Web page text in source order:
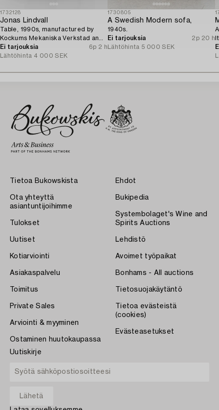
1732128
Jonas Lindvall
Table, 1990s, manufactured by
Kockums Mekaniska Verkstad and
AIT Snickeri.
Ei tarjouksia
6p 2 h
Lähtöhinta 4 000 SEK
1730805
A Swedish Modern sofa,
1940s.
Ei tarjouksia
2p 20 h
Lähtöhinta 5 000 SEK
Tietoa Bukowskista
Ota yhteyttä
asiantuntijoihimme
Tulokset
Uutiset
Kotiarviointi
Asiakaspalvelu
Toimitus
Private Sales
Arviointi & myyminen
Ostaminen huutokaupassa
Ehdot
Bukipedia
Systembolaget's Wine and
Spirits Auctions
Lehdistö
Avoimet työpaikat
Bonhams - All auctions
Tietosuojakäytäntö
Tietoa evästeistä
(cookies)
Evästeasetukset
Uutiskirje